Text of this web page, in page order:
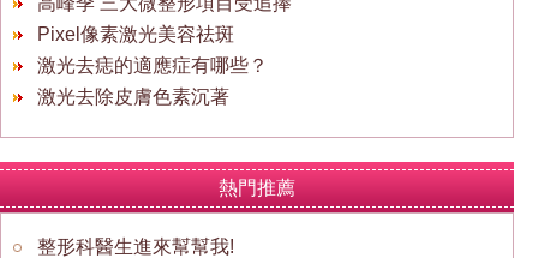
Pixel像素激光美容祛斑
激光去痣的適應症有哪些？
激光去除皮膚色素沉著
熱門推薦
整形科醫生進來幫幫我!